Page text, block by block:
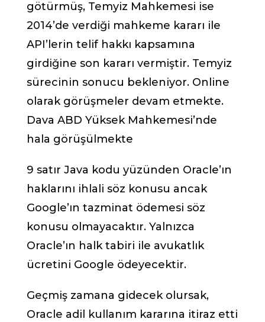
götürmüş, Temyiz Mahkemesi ise
2014’de verdiği mahkeme kararı ile
API’lerin telif hakkı kapsamına
girdiğine son kararı vermiştir. Temyiz
sürecinin sonucu bekleniyor. Online
olarak görüşmeler devam etmekte.
Dava ABD Yüksek Mahkemesi’nde
hala görüşülmekte
9 satır Java kodu yüzünden Oracle’ın
haklarını ihlali söz konusu ancak
Google’ın tazminat ödemesi söz
konusu olmayacaktır. Yalnızca
Oracle’ın halk tabiri ile avukatlık
ücretini Google ödeyecektir.
Geçmiş zamana gidecek olursak,
Oracle adil kullanım kararına itiraz etti